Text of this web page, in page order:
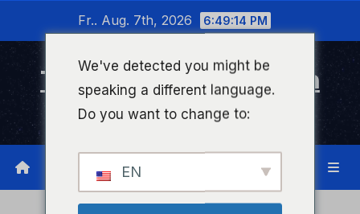
wechseln
Fr.. Aug. 7th, 2026 6:49:14 PM
Timeline Bad Kreuznach
Infonetzwerk für Bad Kreuznach
We've detected you might be
speaking a different language.
Do you want to change to:
EN